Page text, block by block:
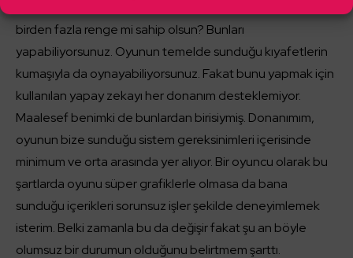
birden fazla renge mi sahip olsun? Bunları
yapabiliyorsunuz. Oyunun temelde sunduğu kıyafetlerin
kumaşıyla da oynayabiliyorsunuz. Fakat bunu yapmak için
kullanılan yapay zekayı her donanım desteklemiyor.
Maalesef benimki de bunlardan birisiymiş. Donanımım,
oyunun bize sunduğu sistem gereksinimleri içerisinde
minimum ve orta arasında yer alıyor. Bir oyuncu olarak bu
şartlarda oyunu süper grafiklerle olmasa da bana
sunduğu içerikleri sorunsuz işler şekilde deneyimlemek
isterim. Belki zamanla bu da değişir fakat şu an böyle
olumsuz bir durumun olduğunu belirtmem şarttı.